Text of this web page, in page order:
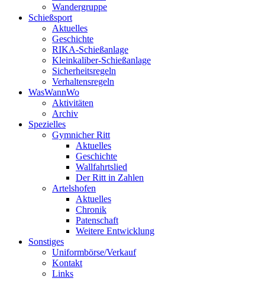
Wandergruppe
Schießsport
Aktuelles
Geschichte
RIKA-Schießanlage
Kleinkaliber-Schießanlage
Sicherheitsregeln
Verhaltensregeln
WasWannWo
Aktivitäten
Archiv
Spezielles
Gymnicher Ritt
Aktuelles
Geschichte
Wallfahrtslied
Der Ritt in Zahlen
Artelshofen
Aktuelles
Chronik
Patenschaft
Weitere Entwicklung
Sonstiges
Uniformbörse/Verkauf
Kontakt
Links